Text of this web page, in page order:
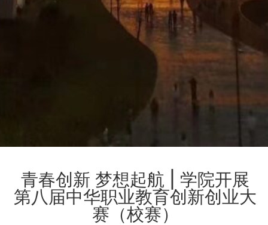
青春创新 梦想起航 | 学院开展
第八届中华职业教育创新创业大
赛（校赛）